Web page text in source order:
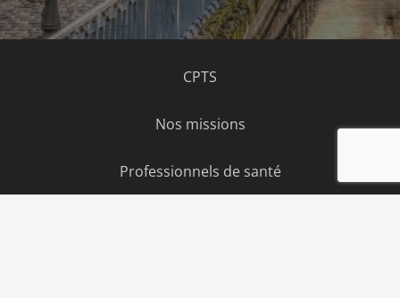
CPTS
Nos missions
Professionnels de santé